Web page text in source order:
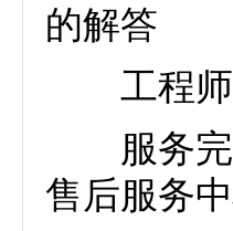
的解答
工程师
服务完
售后服务